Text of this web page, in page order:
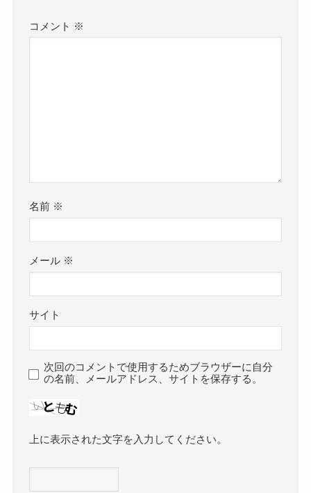
コメント ※
名前 ※
メール ※
サイト
次回のコメントで使用するためブラウザーに自分
の名前、メールアドレス、サイトを保存する。
上に表示された文字を入力してください。